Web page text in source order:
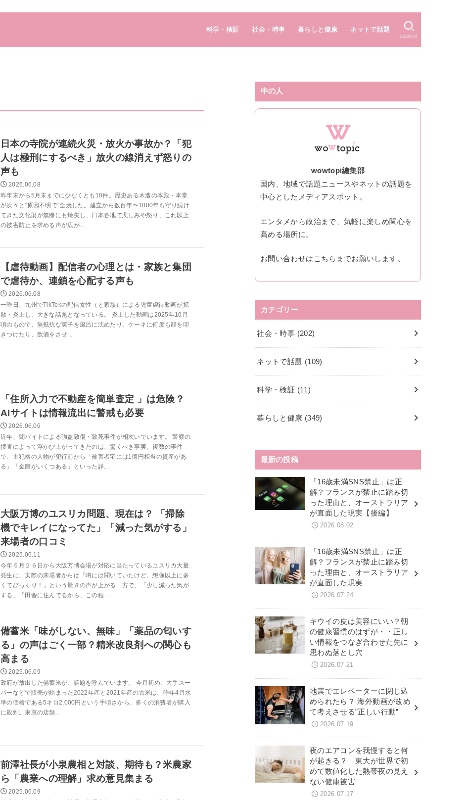
科学・検証 社会・時事 暮らしと健康 ネットで話題
SEARCH
日本の寺院が連続火災・放火か事故か？「犯
人は極刑にするべき」放火の線消えず怒りの
声も
2026.06.08
昨年末から5月末までに少なくとも10件。歴史ある木造の本殿・本堂
が次々と”原因不明で”全焼した。建立から数百年〜1000年も守り続け
てきた文化財が無惨にも焼失し、日本各地で悲しみや怒り、これ以上
の被害防止を求める声が広が...
【虐待動画】配信者の心理とは・家族と集団
で虐待か、連鎖を心配する声も
2026.06.08
一昨日、九州でTikTokの配信女性（と家族）による児童虐待動画が拡
散・炎上し、大きな話題となっている。 炎上した動画は2025年10月
頃のもので、無抵抗な実子を風呂に沈めたり、ケーキに何度も顔を叩
きつけたり、飲酒をさせ...
「住所入力で不動産を簡単査定 」は危険？
AIサイトは情報流出に警戒も必要
2026.06.06
近年、闇バイトによる強盗致傷・致死事件が相次いでいます。 警察の
捜査によって浮かび上がってきたのは、驚くべき事実。複数の事件
で、主犯格の人物が犯行前から「被害者宅には1億円相当の資産があ
る」「金庫がいくつある」といった詳...
大阪万博のユスリカ問題、現在は？ 「掃除
機でキレイになってた」「減った気がする」
来場者の口コミ
2025.06.11
今年５月２６日から大阪万博会場が対応に当たっているユスリカ大量
発生に、実際の来場者からは「噂には聞いていたけど、想像以上に多
くてびっくり！」という驚きの声が上がる一方で、「少し減った気が
する」「田舎に住んでるから、この程...
備蓄米「味がしない、無味」「薬品の匂いす
る」の声はごく一部？精米改良剤への関心も
高まる
2025.06.09
政府が放出した備蓄米が、話題を呼んでいます。 今月初め、大手スー
パーなどで販売が始まった2022年産と2021年産の古米は、昨年4月水
準の価格である5キロ2,000円という手頃さから、多くの消費者が購入
に殺到。東京の店舗...
前澤社長が小泉農相と対談、期待も？米農家
ら「農業への理解」求め意見集まる
2025.06.09
中の人
wowtopi編集部
国内、地域で話題ニュースやネットの話題を
中心としたメディアスポット。
エンタメから政治まで、気軽に楽しめ関心を
高める場所に。
お問い合わせは こちら までお願いします。
カテゴリー
社会・時事 (202)
ネットで話題 (109)
科学・検証 (11)
暮らしと健康 (349)
最新の投稿
「16歳未満SNS禁止」は正
解？フランスが禁止に踏み切
った理由と、オーストラリア
が直面した現実【後編】
2026.08.02
「16歳未満SNS禁止」は正
解？フランスが禁止に踏み切
った理由と、オーストラリア
が直面した現実
2026.07.24
キウイの皮は美容にいい？朝
の健康習慣のはずが・・正し
い情報をつなぎ合わせた先に
思わぬ落とし穴
2026.07.21
地震でエレベーターに閉じ込
められたら？ 海外動画が改め
て考えさせる”正しい行動”
2026.07.19
夜のエアコンを我慢すると何
が起きる？ 東大が世界で初
めて数値化した熱帯夜の見え
ない健康被害
2026.07.17